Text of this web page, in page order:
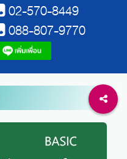
02-570-8449
088-807-9770